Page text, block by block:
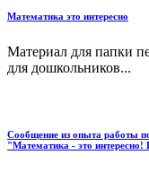
Математика это интересно
Материал для папки
для дошкольников...
Сообщение из опыта работы
"Математика - это